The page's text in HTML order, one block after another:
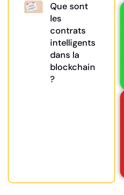
Que sont
les
contrats
intelligents
dans la
blockchain
?